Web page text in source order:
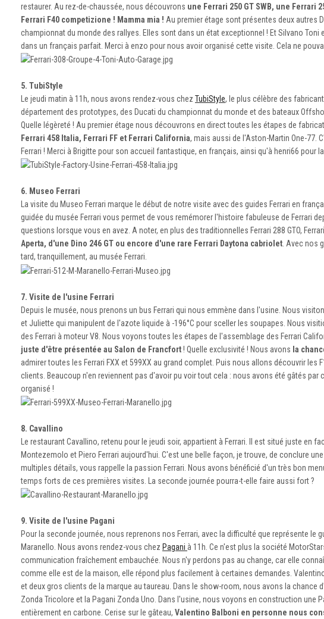
restaurer. Au rez-de-chaussée, nous découvrons une Ferrari 250 GT SWB, une Ferrari
Ferrari F40 competizione ! Mamma mia ! Au premier étage sont présentes deux autres
championnat du monde des rallyes. Elles sont dans un état exceptionnel ! Et Silvano
dans un français parfait. Merci à enzo pour nous avoir organisé cette visite. Cela ne
5. TubiStyle
Le jeudi matin à 11h, nous avons rendez-vous chez TubiStyle, le plus célèbre des
département des prototypes, des Ducati du championnat du monde et des bateaux
Quelle légèreté ! Au premier étage nous découvrons en direct toutes les étapes de
Ferrari 458 Italia, Ferrari FF et Ferrari California, mais aussi de l'Aston-Martin One-77.
Ferrari ! Merci à Brigitte pour son accueil fantastique, en français, ainsi qu'à henri66 pour
6. Museo Ferrari
La visite du Museo Ferrari marque le début de notre visite avec des guides Ferrari en
guidée du musée Ferrari vous permet de vous remémorer l'histoire fabuleuse de Ferrari
questions lorsque vous en avez. A noter, en plus des traditionnelles Ferrari 288 GTO,
Aperta, d'une Dino 246 GT ou encore d'une rare Ferrari Daytona cabriolet. Avec nos
tard, tranquillement, au musée Ferrari.
7. Visite de l'usine Ferrari
Depuis le musée, nous prenons un bus Ferrari qui nous emmène dans l'usine. Nous
et Juliette qui manipulent de l'azote liquide à -196°C pour sceller les soupapes. Nous
des Ferrari à moteur V8. Nous voyons toutes les étapes de l'assemblage des Ferrari
juste d'être présentée au Salon de Francfort! Quelle exclusivité ! Nous avons la
admirer toutes les Ferrari FXX et 599XX au grand complet. Puis nous allons découvrir
clients. Beaucoup n'en reviennent pas d'avoir pu voir tout cela : nous avons été gâtés par
organisé !
8. Cavallino
Le restaurant Cavallino, retenu pour le jeudi soir, appartient à Ferrari. Il est situé juste en
Montezemolo et Piero Ferrari aujourd'hui. C'est une belle façon, je trouve, de conclure
multiples détails, vous rappelle la passion Ferrari. Nous avons bénéficié d'un très bon
temps forts de ces premières visites. La seconde journée pourra-t-elle faire aussi fort ?
9. Visite de l'usine Pagani
Pour la seconde journée, nous reprenons nos Ferrari, avec la difficulté que représente le
Maranello. Nous avons rendez-vous chez Pagani à 11h. Ce n'est plus la société
communication fraîchement embauchée. Nous n'y perdons pas au change, car elle
comme elle est de la maison, elle répond plus facilement à certaines demandes.
et deux gros clients de la marque au taureau. Dans le show-room, nous avons la chance
Zonda Tricolore et la Pagani Zonda Uno. Dans l'usine, nous voyons en construction une
entièrement en carbone. Cerise sur le gâteau, Valentino Balboni en personne nous